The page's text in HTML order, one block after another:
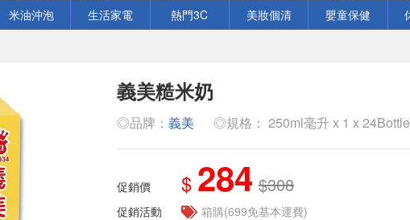
米油沖泡 生活家電 熱門3C 美妝個清 嬰童保健
義美糙米奶
◎品牌： 義美 ◎規格： 250ml毫升 x 1 x
促銷價 $ 284 $308
促銷活動
箱購(699免基本運費)